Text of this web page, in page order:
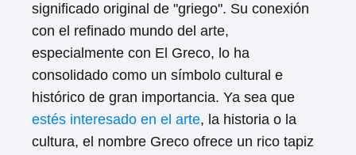
significado original de "griego". Su conexión
con el refinado mundo del arte,
especialmente con El Greco, lo ha
consolidado como un símbolo cultural e
histórico de gran importancia. Ya sea que
estés interesado en el arte, la historia o la
cultura, el nombre Greco ofrece un rico tapiz